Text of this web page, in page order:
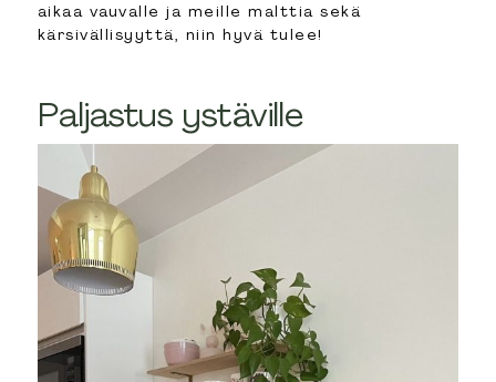
aikaa vauvalle ja meille malttia sekä
kärsivällisyyttä, niin hyvä tulee!
Paljastus ystäville